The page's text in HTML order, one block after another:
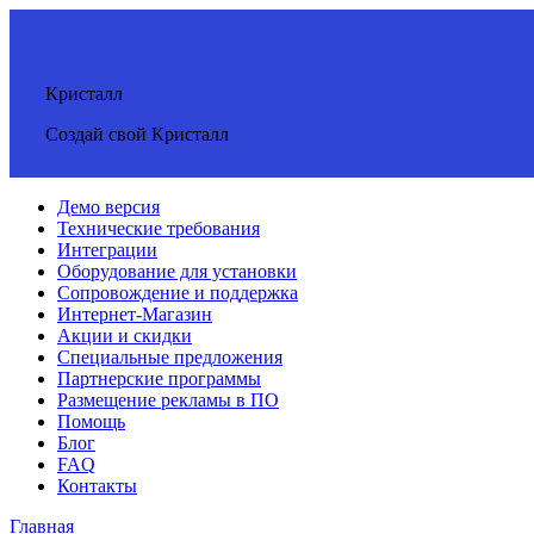
Кристалл
Создай свой Кристалл
Демо версия
Технические требования
Интеграции
Оборудование для установки
Сопровождение и поддержка
Интернет-Магазин
Акции и скидки
Специальные предложения
Партнерские программы
Размещение рекламы в ПО
Помощь
Блог
FAQ
Контакты
Главная